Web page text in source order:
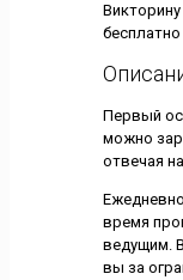
Первый
можно
отвечая
время
ведущим.
вы за